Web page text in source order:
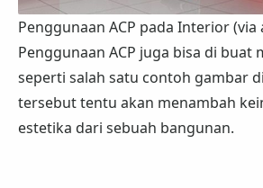
Penggunaan ACP pada Interior
Penggunaan ACP juga bisa di buat
seperti salah satu contoh gambar
tersebut tentu akan menambah
estetika dari sebuah bangunan.